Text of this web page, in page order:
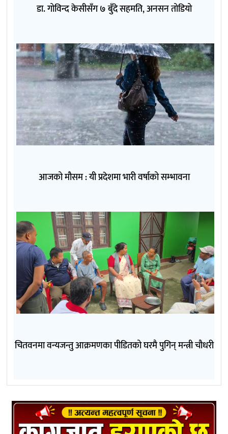
डा. गोविन्द केसीसँग ७ बुँदे सहमति, अनसन तोडियो
आजको मौसम : यी प्रदेशमा भारी वर्षाको सम्भावना
चितवनमा वन्यजन्तु आक्रमणका पीडितको घरमै पुगिन् मन्त्री चौधरी